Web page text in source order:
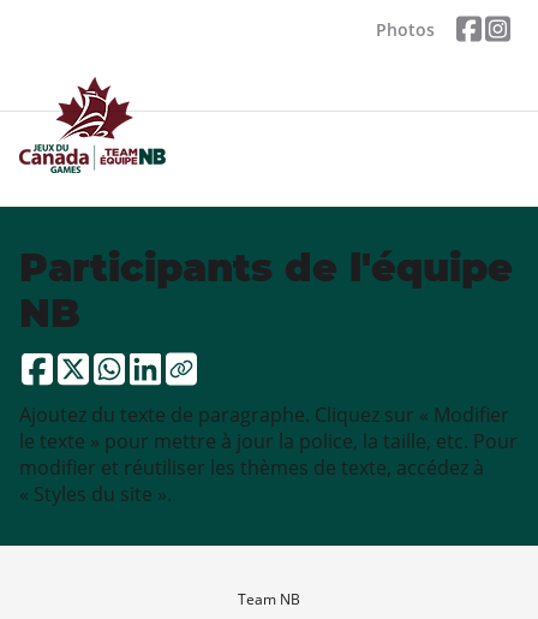
Photos
Participants de l'équipe
NB
Ajoutez du texte de paragraphe. Cliquez sur « Modifier
le texte » pour mettre à jour la police, la taille, etc. Pour
modifier et réutiliser les thèmes de texte, accédez à
« Styles du site ».
Team NB